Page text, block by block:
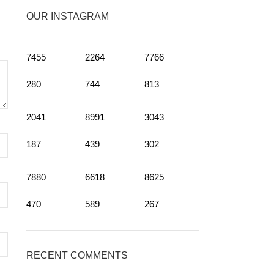
OUR INSTAGRAM
7455
280
2264
744
7766
813
2041
187
8991
439
3043
302
7880
470
6618
589
8625
267
RECENT COMMENTS